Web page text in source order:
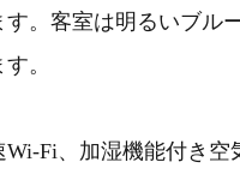
す。客室は明るいブル
。
Wi-Fi、加湿機能付き